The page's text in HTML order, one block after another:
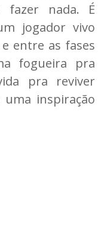
fazer nada. É
jogador vivo
entre as fases
fogueira pra
pra reviver
uma inspiração